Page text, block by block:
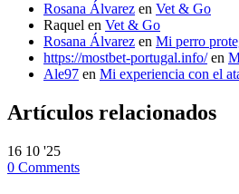
Rosana Álvarez en Vet & Go
Raquel en Vet & Go
Rosana Álvarez en Mi perro
https://mostbet-portugal.info/en
Ale97 en Mi experiencia con el
Artículos relacionados
16 10 '25
0 Comments